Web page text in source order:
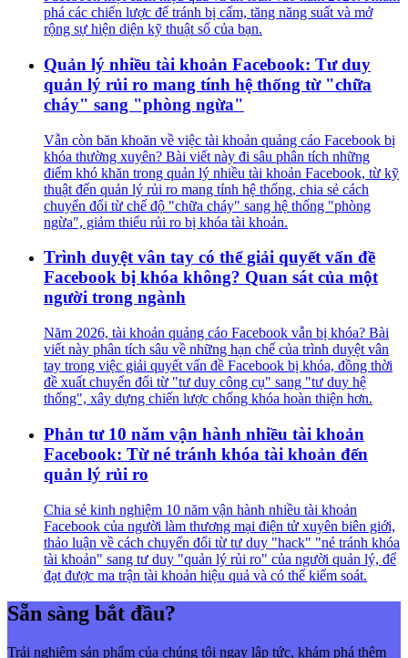
phá các chiến lược để tránh bị cấm, tăng năng suất và mở
rộng sự hiện diện kỹ thuật số của bạn.
Quản lý nhiều tài khoản Facebook: Tư duy
quản lý rủi ro mang tính hệ thống từ "chữa
cháy" sang "phòng ngừa"
Vẫn còn băn khoăn về việc tài khoản quảng cáo Facebook bị
khóa thường xuyên? Bài viết này đi sâu phân tích những
điểm khó khăn trong quản lý nhiều tài khoản Facebook, từ kỹ
thuật đến quản lý rủi ro mang tính hệ thống, chia sẻ cách
chuyển đổi từ chế độ "chữa cháy" sang hệ thống "phòng
ngừa", giảm thiểu rủi ro bị khóa tài khoản.
Trình duyệt vân tay có thể giải quyết vấn đề
Facebook bị khóa không? Quan sát của một
người trong ngành
Năm 2026, tài khoản quảng cáo Facebook vẫn bị khóa? Bài
viết này phân tích sâu về những hạn chế của trình duyệt vân
tay trong việc giải quyết vấn đề Facebook bị khóa, đồng thời
đề xuất chuyển đổi từ "tư duy công cụ" sang "tư duy hệ
thống", xây dựng chiến lược chống khóa hoàn thiện hơn.
Phản tư 10 năm vận hành nhiều tài khoản
Facebook: Từ né tránh khóa tài khoản đến
quản lý rủi ro
Chia sẻ kinh nghiệm 10 năm vận hành nhiều tài khoản
Facebook của người làm thương mại điện tử xuyên biên giới,
thảo luận về cách chuyển đổi từ tư duy "hack" "né tránh khóa
tài khoản" sang tư duy "quản lý rủi ro" của người quản lý, để
đạt được ma trận tài khoản hiệu quả và có thể kiểm soát.
Sẵn sàng bắt đầu?
Trải nghiệm sản phẩm của chúng tôi ngay lập tức, khám phá thêm